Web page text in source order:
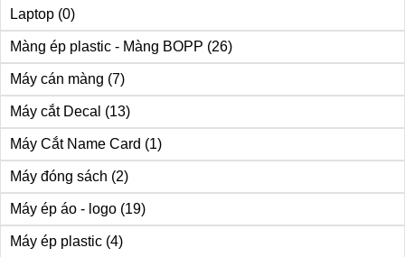
Laptop (0)
Màng ép plastic - Màng BOPP (26)
Máy cán màng (7)
Máy cắt Decal (13)
Máy Cắt Name Card (1)
Máy đóng sách (2)
Máy ép áo - logo (19)
Máy ép plastic (4)